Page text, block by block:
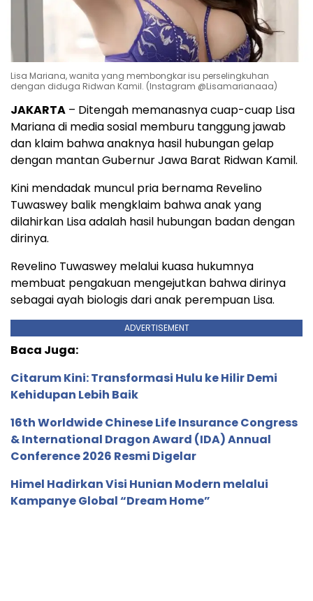
Lisa Mariana, wanita yang membongkar isu perselingkuhan
dengan diduga Ridwan Kamil. (Instagram @Lisamarianaaa)
JAKARTA – Ditengah memanasnya cuap-cuap Lisa
Mariana di media sosial memburu tanggung jawab
dan klaim bahwa anaknya hasil hubungan gelap
dengan mantan Gubernur Jawa Barat Ridwan Kamil.
Kini mendadak muncul pria bernama Revelino
Tuwaswey balik mengklaim bahwa anak yang
dilahirkan Lisa adalah hasil hubungan badan dengan
dirinya.
Revelino Tuwaswey melalui kuasa hukumnya
membuat pengakuan mengejutkan bahwa dirinya
sebagai ayah biologis dari anak perempuan Lisa.
ADVERTISEMENT
Baca Juga:
Citarum Kini: Transformasi Hulu ke Hilir Demi
Kehidupan Lebih Baik
16th Worldwide Chinese Life Insurance Congress
& International Dragon Award (IDA) Annual
Conference 2026 Resmi Digelar
Himel Hadirkan Visi Hunian Modern melalui
Kampanye Global “Dream Home”